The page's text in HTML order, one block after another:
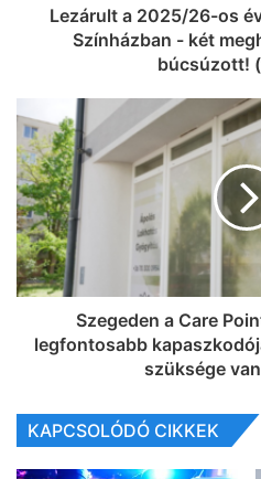
Lezárult a 2025/26-os
Színházban - két
búcsúzott!
Szegeden a Care
legfontosabb
szüksége
KAPCSOLÓDÓ CIKKEK